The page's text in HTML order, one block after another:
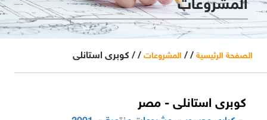
المشروعات
الصفحة الرئيسية / / المشروعات / / كوبرى استانلى
كوبرى استانلى - مصر